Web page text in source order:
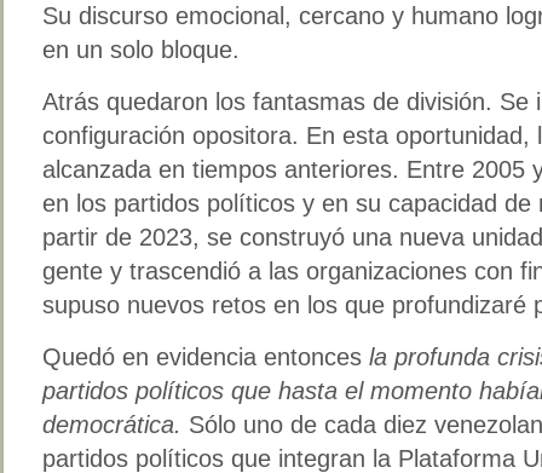
Su discurso emocional, cercano y humano
en un solo bloque.
Atrás quedaron los fantasmas de división. Se
configuración opositora. En esta oportunidad,
alcanzada en tiempos anteriores. Entre 2005
en los partidos políticos y en su capacidad de
partir de 2023, se construyó una nueva
gente y trascendió a las organizaciones con
supuso nuevos retos en los que profundizaré
Quedó en evidencia entonces la profunda
partidos políticos que hasta el momento
democrática. Sólo uno de cada diez
partidos políticos que integran la Plataforma